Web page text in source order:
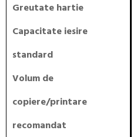
Greutate hartie
Capacitate iesire
standard
Volum de
copiere/printare
recomandat